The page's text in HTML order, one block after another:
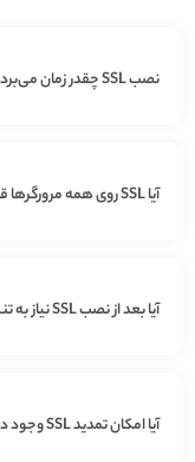
نصب SSL چقدر زمان می‌برد؟
آیا SSL روی همه مرورگرها قابل استفاده است؟
آیا بعد از نصب SSL نیاز به تنظیمات خاصی دارم؟
آیا امکان تمدید SSL وجود دارد؟